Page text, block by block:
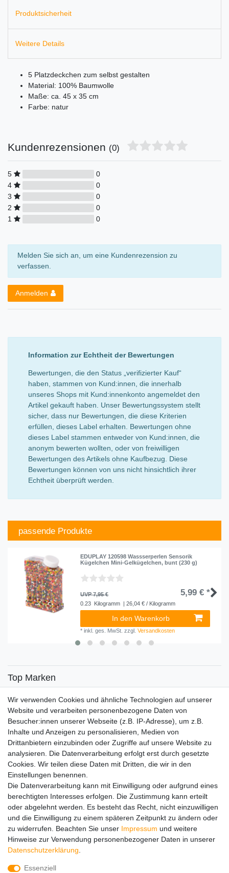
Produktsicherheit
Weitere Details
5 Platzdeckchen zum selbst gestalten
Material: 100% Baumwolle
Maße: ca. 45 x 35 cm
Farbe: natur
Kundenrezensionen (0)
5
0
4
0
3
0
2
0
1
0
Melden Sie sich an, um eine Kundenrezension zu
verfassen.
Anmelden
Information zur Echtheit der Bewertungen
Bewertungen, die den Status „verifizierter Kauf“
haben, stammen von Kund:innen, die innerhalb
unseres Shops mit Kund:innenkonto angemeldet den
Artikel gekauft haben. Unser Bewertungssystem stellt
sicher, dass nur Bewertungen, die diese Kriterien
erfüllen, dieses Label erhalten. Bewertungen ohne
dieses Label stammen entweder von Kund:innen, die
anonym bewerten wollten, oder von freiwilligen
Bewertungen des Artikels ohne Kaufbezug. Diese
Bewertungen können von uns nicht hinsichtlich ihrer
Echtheit überprüft werden.
passende Produkte
EDUPLAY 120598 Wassserperlen Sensorik
Kügelchen Mini-Gelkügelchen, bunt (230 g)
UVP 7,95 € 5,99 € *
0.23 Kilogramm | 26,04 € / Kilogramm
In den Warenkorb
*inkl. ges. MwSt. zzgl.Versandkosten
Top Marken
Top Themen
Adventskalender
Service
Versandinfos
FAQ
Ersatzteile
Registrieren
Wir versenden mit
Wir verwenden Cookies und ähnliche Technologien auf unserer
Website und verarbeiten personenbezogene Daten von
Besucher:innen unserer Webseite (z.B. IP-Adresse), um z.B.
Inhalte und Anzeigen zu personalisieren, Medien von
Drittanbietern einzubinden oder Zugriffe auf unsere Website zu
analysieren. Die Datenverarbeitung erfolgt erst durch gesetzte
Cookies. Wir teilen diese Daten mit Dritten, die wir in den
Einstellungen benennen.
Die Datenverarbeitung kann mit Einwilligung oder aufgrund eines
berechtigten Interesses erfolgen. Die Zustimmung kann erteilt
oder abgelehnt werden. Es besteht das Recht, nicht einzuwilligen
und die Einwilligung zu einem späteren Zeitpunkt zu ändern oder
zu widerrufen. Beachten Sie unser Impressum und weitere
Hinweise zur Verwendung personenbezogener Daten in unserer
Daten­schutz­erklärung
Essenziell